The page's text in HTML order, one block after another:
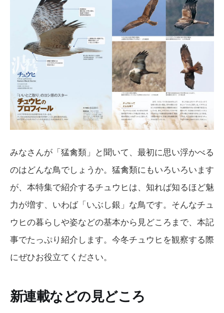
みなさんが「猛禽類」と聞いて、最初に思い浮かべる
のはどんな鳥でしょうか。猛禽類にもいろいろいます
が、本特集で紹介するチュウヒは、知れば知るほど魅
力が増す、いわば「いぶし銀」な鳥です。そんなチュ
ウヒの暮らしや姿などの基本から見どころまで、本記
事でたっぷり紹介します。今冬チュウヒを観察する際
にぜひお役立てください。
新連載などの見どころ